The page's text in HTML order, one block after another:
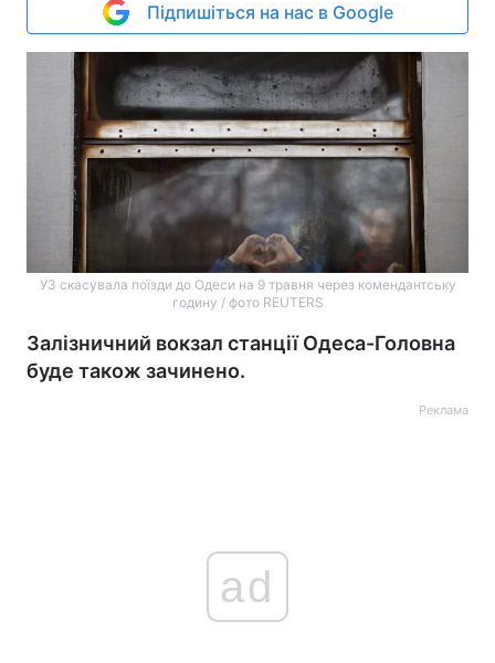
Підпишіться на нас в Google
УЗ скасувала поїзди до Одеси на 9 травня через комендантську
годину / фото REUTERS
Залізничний вокзал станції Одеса-Головна
буде також зачинено.
Реклама
ad